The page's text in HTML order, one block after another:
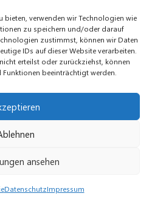
bieten, verwenden wir Technologien wie
zu speichern und/oder darauf
zustimmst, können wir Daten
IDs auf dieser Website verarbeiten.
erteilst oder zurückziehst, können
beeinträchtigt werden.
ansehen
DatenschutzImpressum
Impressum
Richtlinie (EU)
by Datwork Systeme